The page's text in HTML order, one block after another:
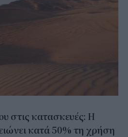
στις κατασκευές: Η
κατά 50% τη χρήση